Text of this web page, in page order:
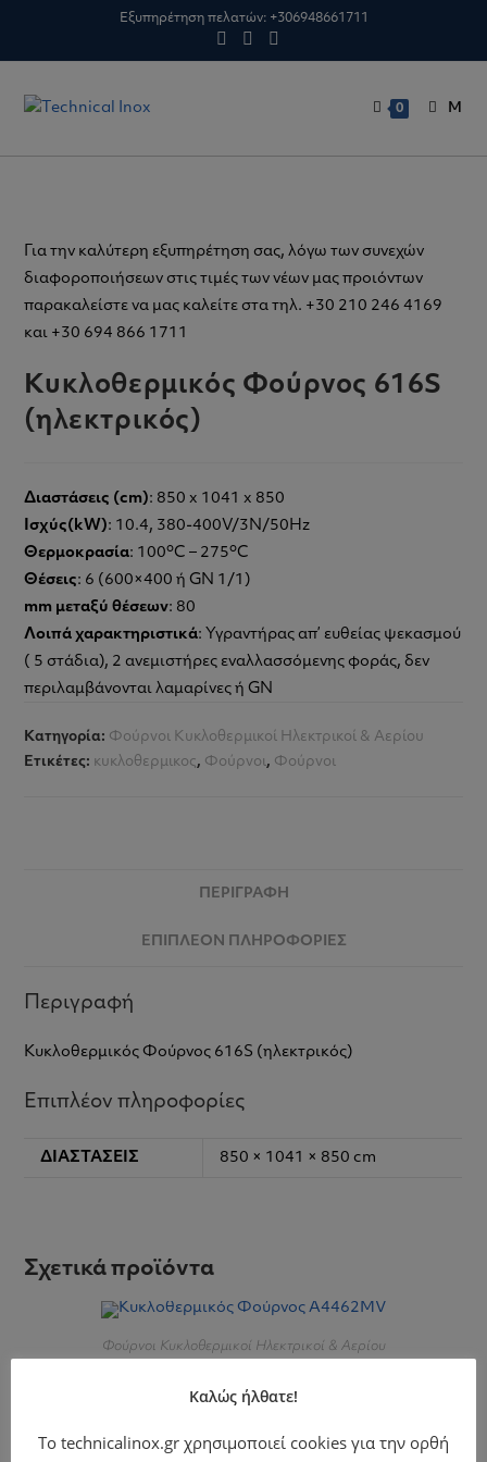
Εξυπηρέτηση πελατών: +306948661711
0 M
Για την καλύτερη εξυπηρέτηση σας, λόγω των συνεχών
διαφοροποιήσεων στις τιμές των νέων μας προιόντων
παρακαλείστε να μας καλείτε στα τηλ. +30 210 246 4169
και +30 694 866 1711
Κυκλοθερμικός Φούρνος 616S
(ηλεκτρικός)
Διαστάσεις (cm): 850 x 1041 x 850
Ισχύς(kW): 10.4, 380-400V/3N/50Hz
Θερμοκρασία: 100oC – 275oC
Θέσεις: 6 (600×400 ή GN 1/1)
mm μεταξύ θέσεων: 80
Λοιπά χαρακτηριστικά: Υγραντήρας απ’ ευθείας ψεκασμού
( 5 στάδια), 2 ανεμιστήρες εναλλασσόμενης φοράς, δεν
περιλαμβάνονται λαμαρίνες ή GN
Κατηγορία: Φούρνοι Κυκλοθερμικοί Ηλεκτρικοί & Αερίου
Ετικέτες: κυκλοθερμικος, Φούρνοι, Φούρνοι
ΠΕΡΙΓΡΑΦΉ
ΕΠΙΠΛΈΟΝ ΠΛΗΡΟΦΟΡΊΕΣ
Περιγραφή
Κυκλοθερμικός Φούρνος 616S (ηλεκτρικός)
Επιπλέον πληροφορίες
ΔΙΑΣΤΆΣΕΙΣ 850 × 1041 × 850 cm
Σχετικά προϊόντα
Φούρνοι Κυκλοθερμικοί Ηλεκτρικοί & Αερίου
Καλώς ήλθατε!
Το technicalinox.gr χρησιμοποιεί cookies για την ορθή